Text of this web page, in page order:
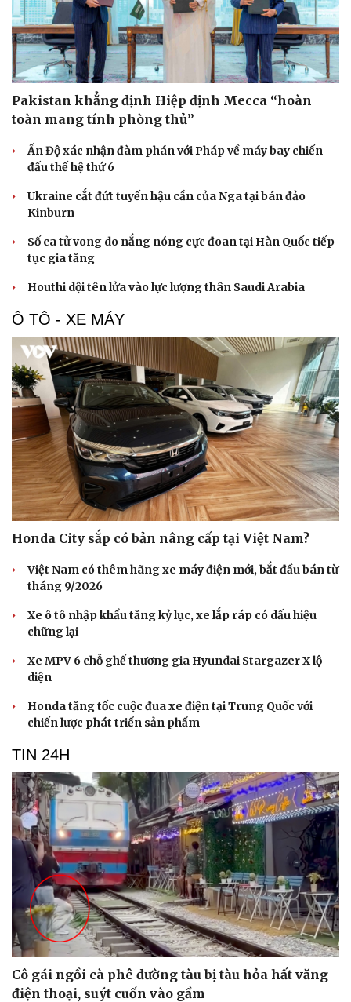
Tư vấn
Săn Tour
check-in
Câu chuyện thời sự
Cửa sổ tình yêu
Kể chuyện cho bé
Pakistan khẳng định Hiệp định Mecca “hoàn
toàn mang tính phòng thủ”
Ấn Độ xác nhận đàm phán với Pháp về máy bay chiến
đấu thế hệ thứ 6
Ukraine cắt đứt tuyến hậu cần của Nga tại bán đảo
Kinburn
Số ca tử vong do nắng nóng cực đoan tại Hàn Quốc tiếp
tục gia tăng
Houthi dội tên lửa vào lực lượng thân Saudi Arabia
Ô TÔ - XE MÁY
Honda City sắp có bản nâng cấp tại Việt Nam?
Việt Nam có thêm hãng xe máy điện mới, bắt đầu bán từ
tháng 9/2026
Xe ô tô nhập khẩu tăng kỷ lục, xe lắp ráp có dấu hiệu
chững lại
Xe MPV 6 chỗ ghế thương gia Hyundai Stargazer X lộ
diện
Honda tăng tốc cuộc đua xe điện tại Trung Quốc với
chiến lược phát triển sản phẩm
TIN 24H
Cô gái ngồi cà phê đường tàu bị tàu hỏa hất văng
điện thoại, suýt cuốn vào gầm